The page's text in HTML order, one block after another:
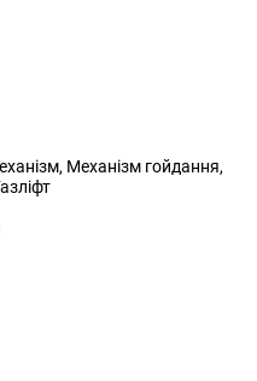
Механізм гойдання,